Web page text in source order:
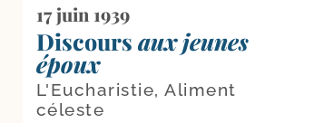
17 juin 1939
Discours aux jeunes
époux
L'Eucharistie, Aliment
céleste